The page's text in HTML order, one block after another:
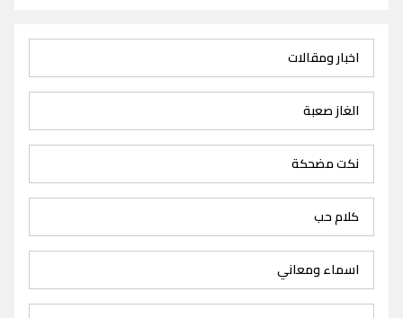
اخبار ومقالات
الغاز صعبة
نكت مضحكة
كلام حب
اسماء ومعاني